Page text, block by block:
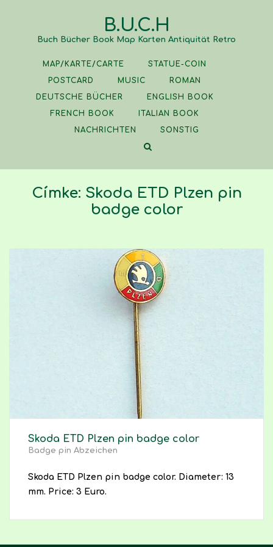
B.U.C.H
Buch Bücher Book Map Karten Antiquität Retro
MAP/KARTE/CARTE
STATUE-COIN
POSTCARD
MUSIC
ROMAN
DEUTSCHE BÜCHER
ENGLISH BOOK
FRENCH BOOK
ITALIAN BOOK
NACHRICHTEN
SONSTIG
Címke: Skoda ETD Plzen pin
badge color
Skoda ETD Plzen pin badge color
Badge pin Abzeichen
Skoda ETD Plzen pin badge color. Diameter: 13
mm. Price: 3 Euro.